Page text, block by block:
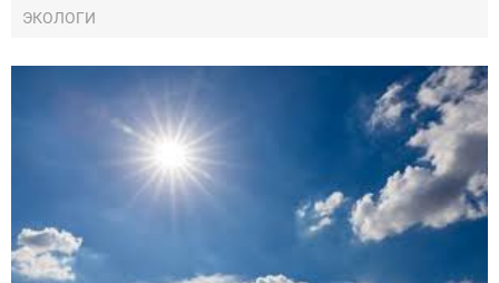
цахилгааны аюулаас сэрэмжтэй байхыг анхааруулж байна.
ЭКОЛОГИ